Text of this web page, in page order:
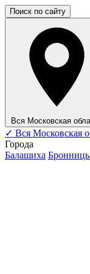
Поиск по сайту
Вся Московская
✓ Вся Московская
Города
Балашиха